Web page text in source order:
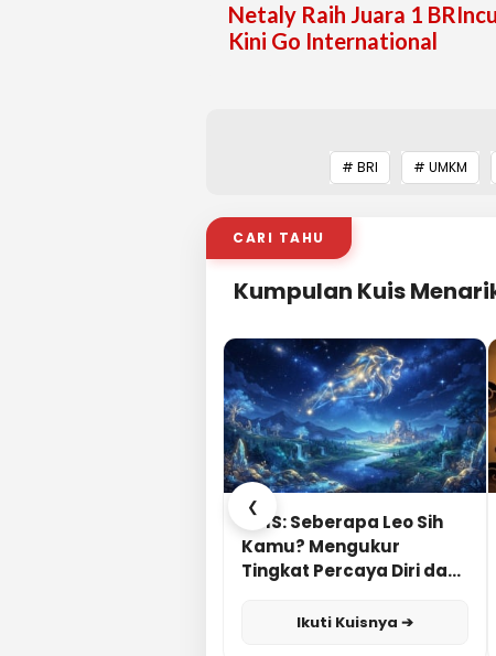
Netaly Raih Juara 1
Kini Go International
# BRI # UMKM
CARI TAHU
Kumpulan Kuis
❮
KUIS: Seberapa Leo Sih
Kamu? Mengukur
Tingkat Percaya Diri dan
Ikuti Kuisnya ➔